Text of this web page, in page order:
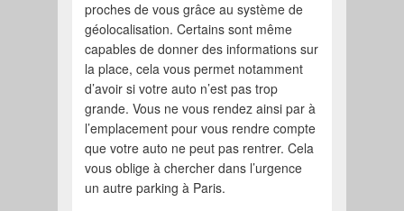
proches de vous grâce au système de
géolocalisation. Certains sont même
capables de donner des informations sur
la place, cela vous permet notamment
d’avoir si votre auto n’est pas trop
grande. Vous ne vous rendez ainsi par à
l’emplacement pour vous rendre compte
que votre auto ne peut pas rentrer. Cela
vous oblige à chercher dans l’urgence
un autre parking à Paris.